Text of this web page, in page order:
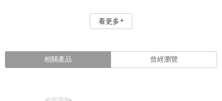
看更多
相關產品 曾經瀏覽